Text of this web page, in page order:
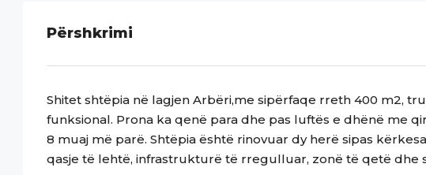
Përshkrimi
Shitet shtëpia në lagjen Arbëri,me sipërfaqe rreth 400 m2,
funksional. Prona ka qenë para dhe pas luftës e dhënë me
8 muaj më parë. Shtëpia është rinovuar dy herë sipas
qasje të lehtë, infrastrukturë të rregulluar, zonë të qetë dhe